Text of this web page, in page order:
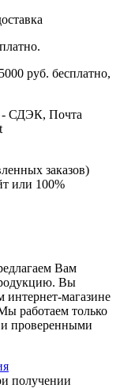
руб. бесплатно,
- СДЭК, Почта
заказов)
или 100%
Вам
Вы
магазине
работаем только
проверенными
получении